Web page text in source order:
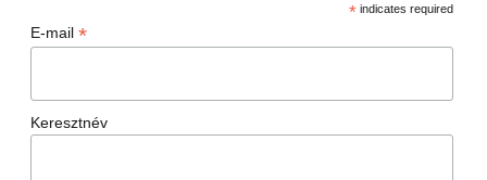
*indicates required
E-mail *
Keresztnév